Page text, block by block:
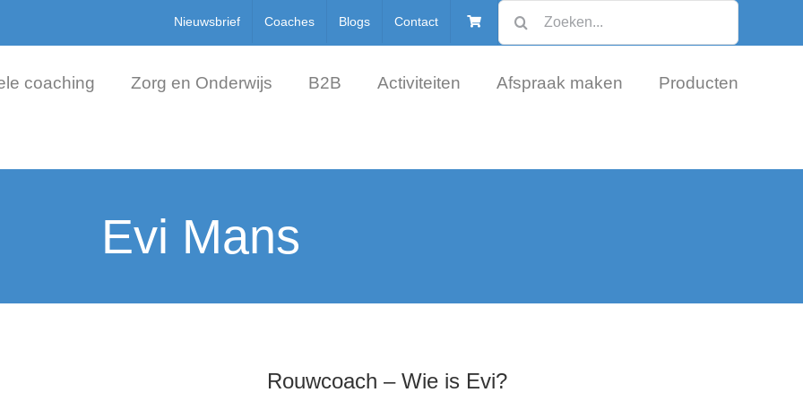
Nieuwsbrief Coaches Blogs Contact
naar:
coaching Zorg en Onderwijs B2B Activiteiten Afspraak maken Producten
Evi Mans
Rouwcoach – Wie is Evi?